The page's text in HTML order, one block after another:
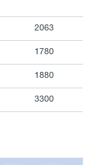
2063
1780
1880
3300